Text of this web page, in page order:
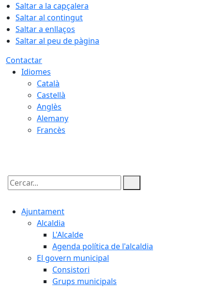
Saltar a la capçalera
Saltar al contingut
Saltar a enllaços
Saltar al peu de pàgina
Contactar
Idiomes
Català
Castellà
Anglès
Alemany
Francès
Cercar:
Ajuntament
Alcaldia
L'Alcalde
Agenda política de l'alcaldia
El govern municipal
Consistori
Grups municipals